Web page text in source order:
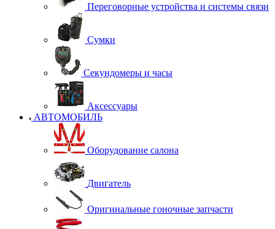
Переговорные устройства и системы связи
Сумки
Секундомеры и часы
Аксессуары
АВТОМОБИЛЬ
Оборудование салона
Двигатель
Оригинальные гоночные запчасти